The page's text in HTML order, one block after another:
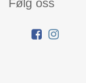
Følg oss